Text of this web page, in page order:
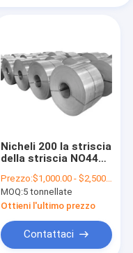
Nicheli 200 la striscia
della striscia NO4400
600 Incoloy 800 della
lega di nichel ad alta
resistenza
Prezzo:$1,000.00 - $2,500.00/Tons
MOQ:5 tonnellate
Ottieni l'ultimo prezzo
Contattaci